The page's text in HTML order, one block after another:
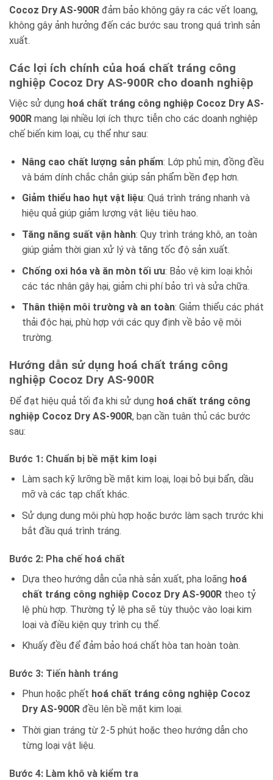
Cocoz Dry AS-900R đảm bảo không gây ra các vết loang,
không gây ảnh hưởng đến các bước sau trong quá trình sản
xuất.
Các lợi ích chính của hoá chất tráng công
nghiệp Cocoz Dry AS-900R cho doanh nghiệp
Việc sử dụng hoá chất tráng công nghiệp Cocoz Dry AS-
900R mang lại nhiều lợi ích thực tiễn cho các doanh nghiệp
chế biến kim loại, cụ thể như sau:
Nâng cao chất lượng sản phẩm: Lớp phủ mịn, đồng đều
và bám dính chắc chắn giúp sản phẩm bền đẹp hơn.
Giảm thiểu hao hụt vật liệu: Quá trình tráng nhanh và
hiệu quả giúp giảm lượng vật liệu tiêu hao.
Tăng năng suất vận hành: Quy trình tráng khô, an toàn
giúp giảm thời gian xử lý và tăng tốc độ sản xuất.
Chống oxi hóa và ăn mòn tối ưu: Bảo vệ kim loại khỏi
các tác nhân gây hại, giảm chi phí bảo trì và sửa chữa.
Thân thiện môi trường và an toàn: Giảm thiểu các phát
thải độc hại, phù hợp với các quy định về bảo vệ môi
trường.
Hướng dẫn sử dụng hoá chất tráng công
nghiệp Cocoz Dry AS-900R
Để đạt hiệu quả tối đa khi sử dụng hoá chất tráng công
nghiệp Cocoz Dry AS-900R, bạn cần tuân thủ các bước
sau:
Bước 1: Chuẩn bị bề mặt kim loại
Làm sạch kỹ lưỡng bề mặt kim loại, loại bỏ bụi bẩn, dầu
mỡ và các tạp chất khác.
Sử dụng dung môi phù hợp hoặc bước làm sạch trước khi
bắt đầu quá trình tráng.
Bước 2: Pha chế hoá chất
Dựa theo hướng dẫn của nhà sản xuất, pha loãng hoá
chất tráng công nghiệp Cocoz Dry AS-900Rtheo tỷ
lệ phù hợp. Thường tỷ lệ pha sẽ tùy thuộc vào loại kim
loại và điều kiện quy trình cụ thể.
Khuấy đều để đảm bảo hoá chất hòa tan hoàn toàn.
Bước 3: Tiến hành tráng
Phun hoặc phết hoá chất tráng công nghiệp Cocoz
Dry AS-900Rđều lên bề mặt kim loại.
Thời gian tráng từ 2-5 phút hoặc theo hướng dẫn cho
từng loại vật liệu.
Bước 4: Làm khô và kiểm tra